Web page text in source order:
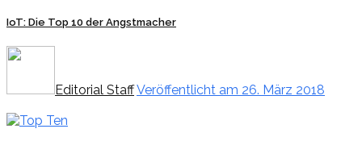
IoT: Die Top 10 der Angstmacher
Editorial StaffVeröffentlicht am 26. März 2018